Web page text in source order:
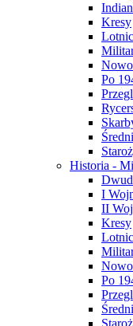
Kresy
Po
Historia -
I
II
Kresy
Po